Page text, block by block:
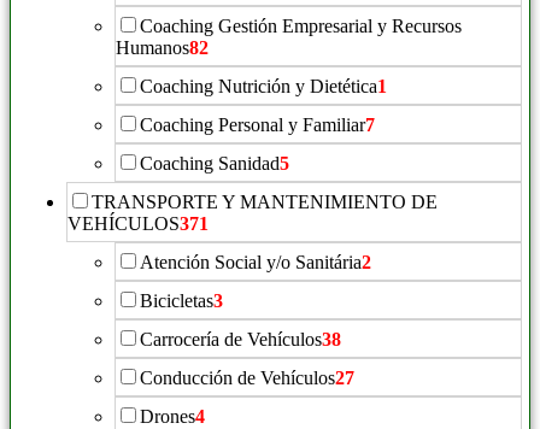
Coaching Gestión Empresarial y Recursos
Humanos82
Coaching Nutrición y Dietética1
Coaching Personal y Familiar7
Coaching Sanidad5
TRANSPORTE Y MANTENIMIENTO DE
VEHÍCULOS371
Atención Social y/o Sanitária2
Bicicletas3
Carrocería de Vehículos38
Conducción de Vehículos27
Drones4